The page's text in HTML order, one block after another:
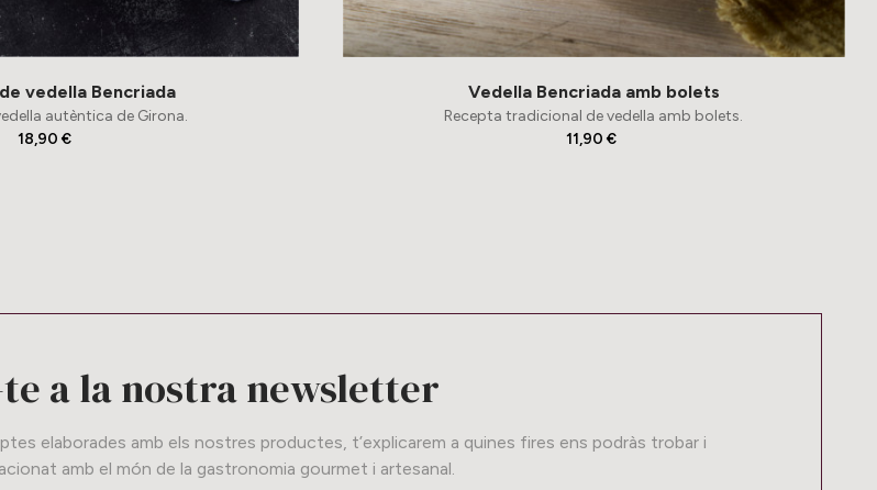
vedella Bencriada
autèntica de Girona.
18,90 €
Vedella Bencriada amb bolets
Recepta tradicional de vedella amb bolets.
11,90 €
a la nostra newsletter
elaborades amb els nostres productes, t’explicarem a quines fires ens podràs trobar i
amb el món de la gastronomia gourmet i artesanal.